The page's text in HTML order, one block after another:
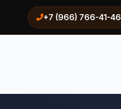
+7 (966) 766-41-46